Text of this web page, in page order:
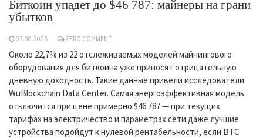
Биткоин упадет до $46 787: майнеры на грани
убытков
07.08.2026 ZERO COMMENT
Около 22,7% из 22 отслеживаемых моделей майнингового
оборудования для биткоина уже приносят отрицательную
дневную доходность. Такие данные привели исследователи
WuBlockchain Data Center. Самая энергоэффективная модель
отключится при цене примерно $46 787 — при текущих
тарифах на электричество и параметрах сети даже лучшие
устройства подойдут к нулевой рентабельности, если BTC